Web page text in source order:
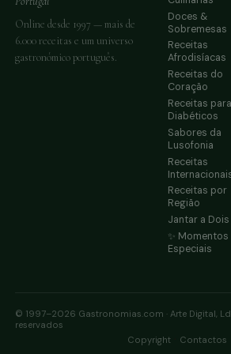
Online desde 1997 — mais de
6.000 receitas e um universo
gastronómico português.
Doces &
Sobremesas
Receitas
Afrodisíacas
Receitas do
Coração
Receitas para
Diabéticos
Sabores da
Lusofonia
Receitas
Receitas por
Região
Jantar a Dois
✨ Momentos
Especiais
© 1997–2026 Gastronomias.com · Arte Digital,
reservados
Copyright
Contactos